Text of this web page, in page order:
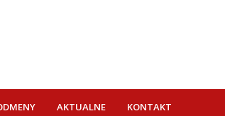
AKTUALNE KONTAKT